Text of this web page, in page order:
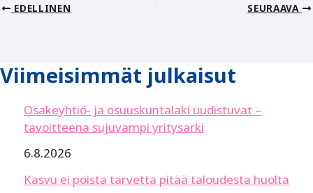
EDELLINEN SEURAAVA
Viimeisimmät julkaisut
Osakeyhtiö- ja osuuskuntalaki uudistuvat –
tavoitteena sujuvampi yritysarki
6.8.2026
Kasvu ei poista tarvetta pitää taloudesta huolta